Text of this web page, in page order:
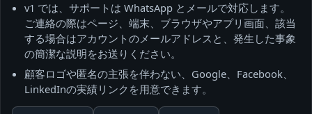
v1 では、サポートは WhatsApp とメールで対応します。
ご連絡の際はページ、端末、ブラウザやアプリ画面、該当
する場合はアカウントのメールアドレスと、発生した事象
の簡潔な説明をお送りください。
顧客ロゴや匿名の主張を伴わない、Google、Facebook、
LinkedInの実績リンクを用意できます。